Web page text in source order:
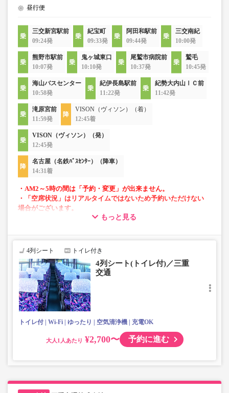
昼行便
三交新宮駅前
09:24発
紀宝町
09:33発
阿田和駅前
09:44発
三交南紀
10:00発
熊野市駅前
10:07発
鬼ヶ城東口
10:10発
尾鷲市病院前
10:37発
鷲毛
10:45発
海山バスセンター
10:58発
紀伊長島駅前
11:22発
紀勢大内山ⅠＣ前
11:42発
滝原宮前
11:59発
VISON（ヴィソン）（着）
12:45着
VISON（ヴィソン）（発）
12:45発
名古屋（名鉄ﾊﾞｽｾﾝﾀｰ）（降車）
14:31着
・AM2～5時の間は「予約・変更」が出来ません。
・「空席状況」はリアルタイムではないため予約いただけない
場合がございます。
・長時間の移動でも安心の車内トイレあり
・全席USBポート付き
・車内を常時換気、車内を清掃、除菌
もっと見る
4列シート トイレ付き
4列シート(トイレ付)／三重
交通
トイレ付 Wi-Fi ゆったり 空気清浄機 充電OK
大人 ¥2,700〜 予約に進む